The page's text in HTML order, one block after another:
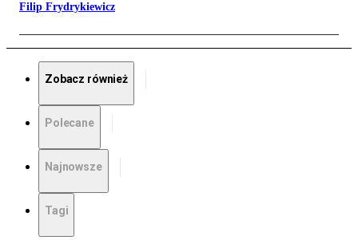
Filip Frydrykiewicz
Zobacz również
Polecane
Najnowsze
Tagi